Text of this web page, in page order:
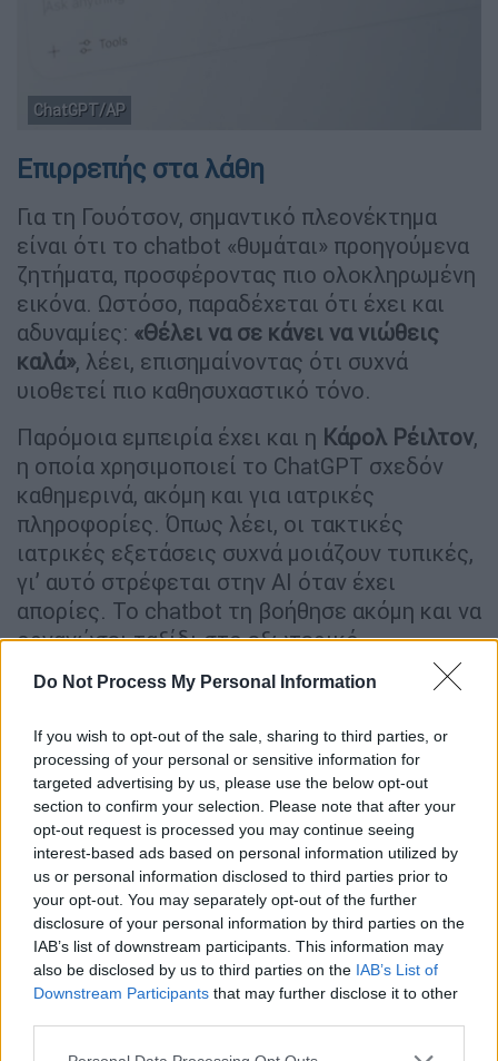
Do Not Process My Personal Information
If you wish to opt-out of the sale, sharing to third parties, or
processing of your personal or sensitive information for
targeted advertising by us, please use the below opt-out
section to confirm your selection. Please note that after your
opt-out request is processed you may continue seeing
interest-based ads based on personal information utilized by
us or personal information disclosed to third parties prior to
your opt-out. You may separately opt-out of the further
disclosure of your personal information by third parties on the
IAB’s list of downstream participants. This information may
also be disclosed by us to third parties on the IAB’s List of
Downstream Participants that may further disclose it to other
Please note that this website/app uses one or more Google
ChatGPT/ΑP
Επιρρεπής στα λάθη
Για τη Γουότσον, σημαντικό πλεονέκτημα
είναι ότι το chatbot «θυμάται» προηγούμενα
ζητήματα, προσφέροντας πιο ολοκληρωμένη
εικόνα. Ωστόσο, παραδέχεται ότι έχει και
αδυναμίες: «Θέλει να σε κάνει να νιώθεις
καλά», λέει, επισημαίνοντας ότι συχνά
υιοθετεί πιο καθησυχαστικό τόνο.
Παρόμοια εμπειρία έχει και η Κάρολ Ρέιλτον,
η οποία χρησιμοποιεί το ChatGPT σχεδόν
καθημερινά, ακόμη και για ιατρικές
πληροφορίες. Όπως λέει, οι τακτικές
ιατρικές εξετάσεις συχνά μοιάζουν τυπικές,
γι’ αυτό στρέφεται στην AI όταν έχει
απορίες. Το chatbot τη βοήθησε ακόμη και να
οργανώσει ταξίδι στο εξωτερικό,
υποδεικνύοντάς της ότι χρειάζεται ιατρική
βεβαίωση για να ταξιδέψει με τα φάρμακά
της.
Παρά την ευκολία και τηφιλική προσέγγιση
οι ειδικοί προειδοποιούν ότι τα συστήματα
αυτά δεν έχουν σχεδιαστεί για να παρέχουν
ιατρική διάγνωση ή θεραπεία. Οι ίδιες οι
οδηγίες τουChatGPTτονίζουν στον
Independentότι«δεν προορίζεται για χρήση
στη διάγνωση ήθεραπείαοποιασδήποτε
πάθησης».
Ωστόσο, στην πράξη, οι χρήστες συχνά το
ξεχνούν. Μελέτη των πανεπιστημίων